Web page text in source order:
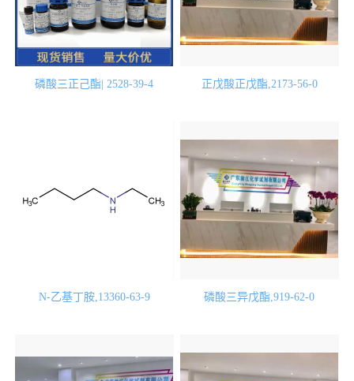
磷酸三正己酯| 2528-39-4 正戊酸正戊酯,2173-56-0
N-乙基丁胺,13360-63-9 磷酸三异戊酯,919-62-0